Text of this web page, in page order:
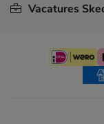
Vacatures